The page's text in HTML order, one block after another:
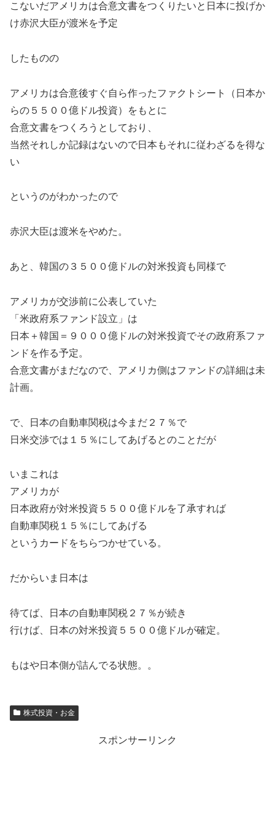
こないだアメリカは合意文書をつくりたいと日本に投げか
け赤沢大臣が渡米を予定
したものの
アメリカは合意後すぐ自ら作ったファクトシート（日本か
らの５５００億ドル投資）をもとに
合意文書をつくろうとしており、
当然それしか記録はないので日本もそれに従わざるを得な
い
というのがわかったので
赤沢大臣は渡米をやめた。
あと、韓国の３５００億ドルの対米投資も同様で
アメリカが交渉前に公表していた
「米政府系ファンド設立」は
日本＋韓国＝９０００億ドルの対米投資でその政府系ファ
ンドを作る予定。
合意文書がまだなので、アメリカ側はファンドの詳細は未
計画。
で、日本の自動車関税は今まだ２７％で
日米交渉では１５％にしてあげるとのことだが
いまこれは
アメリカが
日本政府が対米投資５５００億ドルを了承すれば
自動車関税１５％にしてあげる
というカードをちらつかせている。
だからいま日本は
待てば、日本の自動車関税２７％が続き
行けば、日本の対米投資５５００億ドルが確定。
もはや日本側が詰んでる状態。。
株式投資・お金
スポンサーリンク